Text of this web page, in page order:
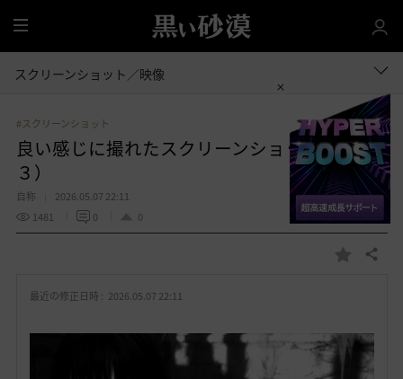
全
体
スクリーンショット／映像
#スクリーンショット
良い感じに撮れたスクリーンショット集（２
３）
自称
2026.05.07 22:11
1481
0 0
お
り
共有する
最近の修正日時 : 2026.05.07 22:11